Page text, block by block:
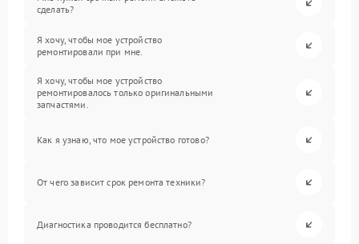
сделать?
Я хочу, чтобы мое устройство
ремонтировали при мне.
Я хочу, чтобы мое устройство
ремонтировалось только оригинальными
запчастями.
Как я узнаю, что мое устройство готово?
От чего зависит срок ремонта техники?
Диагностика проводится бесплатно?